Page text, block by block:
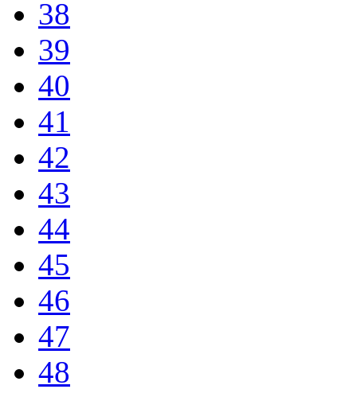
38
39
40
41
42
43
44
45
46
47
48